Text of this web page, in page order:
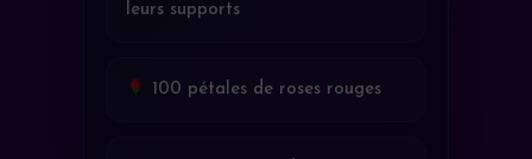
leurs supports
100 pétales de roses rouges